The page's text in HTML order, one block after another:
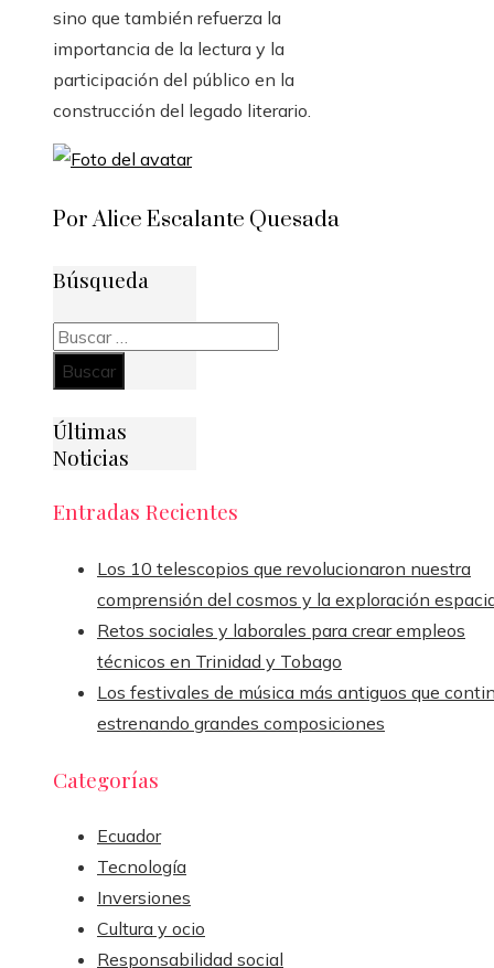
sino que también refuerza la
importancia de la lectura y la
participación del público en la
construcción del legado literario.
Por Alice Escalante Quesada
Búsqueda
Buscar:
Últimas
Noticias
Entradas Recientes
Los 10 telescopios que revolucionaron nuestra
comprensión del cosmos y la exploración
Retos sociales y laborales para crear empleos
técnicos en Trinidad y Tobago
Los festivales de música más antiguos que
estrenando grandes composiciones
Categorías
Ecuador
Tecnología
Inversiones
Cultura y ocio
Responsabilidad social